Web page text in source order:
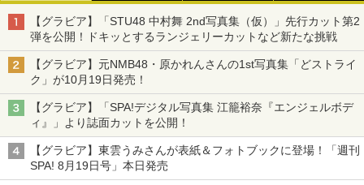
【グラビア】「STU48 中村舞 2nd写真集（仮）」先行カット第2
弾を公開！ドキッとするランジェリーカットなど新たな挑戦
【グラビア】元NMB48・原かれんさんの1st写真集「どストライ
ク」が10月19日発売！
【グラビア】「SPA!デジタル写真集 江籠裕奈『エンジェルボデ
ィ』」より誌面カットを公開！
【グラビア】東雲うみさんが表紙＆フォトブックに登場！「週刊
SPA! 8月19日号」本日発売